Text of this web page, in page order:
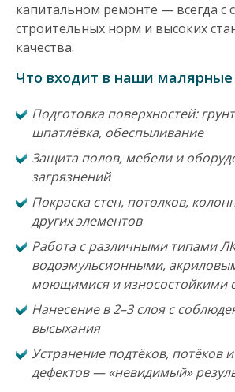
капитальном ремонте — всегда с
строительных норм и высоких
качества.
Что входит в наши
Подготовка поверхностей:
шпатлёвка, обеспыливание
Защита полов, мебели и
загрязнений
Покраска стен, потолков,
других элементов
Работа с различными типами
водоэмульсионными,
моющимися и износостойкими
Нанесение в 2–3 слоя с
высыхания
Устранение подтёков, потёков
дефектов — «невидимый»